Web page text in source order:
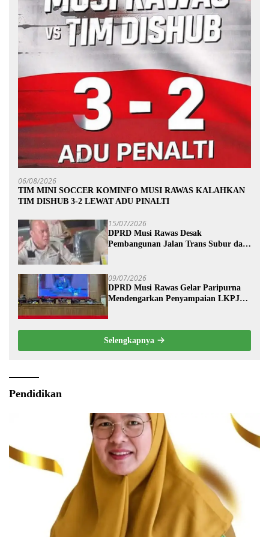
06/08/2026
TIM MINI SOCCER KOMINFO MUSI RAWAS KALAHKAN
TIM DISHUB 3-2 LEWAT ADU PINALTI
15/07/2026
DPRD Musi Rawas Desak
Pembangunan Jalan Trans Subur dan
09/07/2026
DPRD Musi Rawas Gelar Paripurna
Mendengarkan Penyampaian LKPJ
Selengkapnya
Pendidikan